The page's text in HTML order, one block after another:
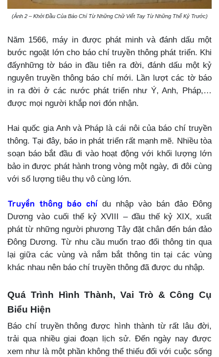
(Ảnh 2 – Khởi Đầu Của Báo Chí Từ Những Chữ Viết Tay Từ Những Thế Kỷ Trước)
Năm 1566, máy in được phát minh và đánh dấu một
bước ngoặt lớn cho báo chí truyền thông phát triển. Khi
đấynhững tờ báo in đầu tiên ra đời, đánh dấu một kỷ
nguyên truyền thông báo chí mới. Lần lượt các tờ báo
in ra đời ở các nước phát triển như Ý, Anh, Pháp,…
được mọi người khắp nơi đón nhận.
Hai quốc gia Anh và Pháp là cái nôi của báo chí truyền
thông. Tại đây, báo in phát triển rất mạnh mẽ. Nhiều tòa
soạn báo bắt đầu đi vào hoạt động với khối lượng lớn
bảo in được phát hành trong vòng một ngày, đi đôi cùng
với số lượng tiêu thụ vô cùng lớn.
Truyền thông báo chí du nhập vào bán đảo Đông
Dương vào cuối thế kỷ XVIII – đầu thế kỷ XIX, xuất
phát từ những người phương Tây đặt chân đến bán đảo
Đông Dương. Từ nhu cầu muốn trao đổi thông tin qua
lại giữa các vùng và nắm bắt thông tin tại các vùng
khác nhau nên báo chí truyền thông đã được du nhập.
Quá Trình Hình Thành, Vai Trò & Công Cụ
Biểu Hiện
Báo chí truyền thông được hình thành từ rất lâu đời,
trải qua nhiều giai đoạn lịch sử. Đến ngày nay được
xem như là một phần không thể thiếu đối với cuộc sống